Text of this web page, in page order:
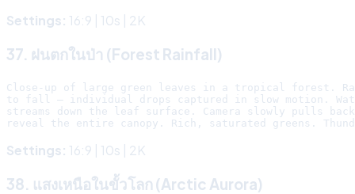
Settings: 16:9 | 10s | 2K
37. ฝนตกในป่า (Forest Rainfall)
Close-up of large green leaves in a tropical forest.
to fall — individual drops captured in slow motion.
streams down the leaf surface. Camera slowly pulls
Settings: 16:9 | 10s | 2K
38. แสงเหนือในขั้วโลก (Arctic Aurora)